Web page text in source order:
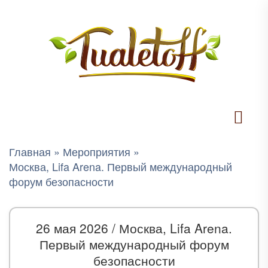
Главная » Мероприятия »
Москва, Lifa Arena. Первый международный
форум безопасности
26 мая 2026 / Москва, Lifa Arena.
Первый международный форум
безопасности